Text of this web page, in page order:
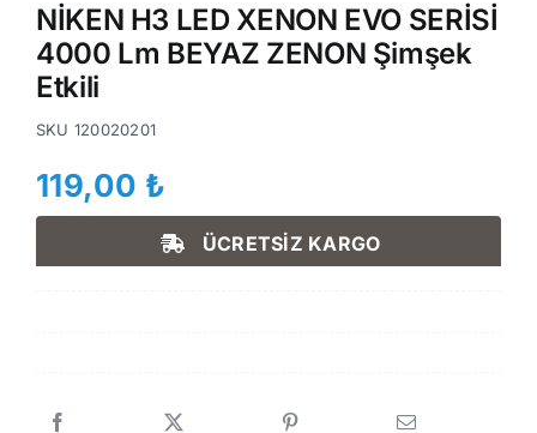
NİKEN H3 LED XENON EVO SERİSİ
4000 Lm BEYAZ ZENON Şimşek
Etkili
SKU 120020201
119,00 ₺
ÜCRETSİZ KARGO